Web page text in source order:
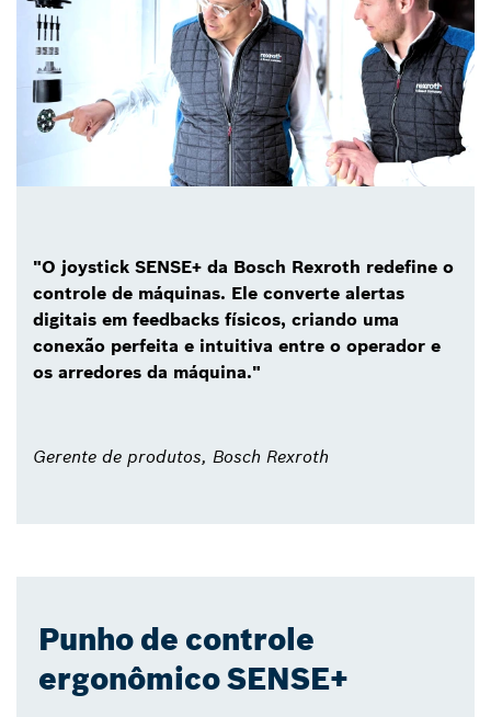
"O joystick SENSE+ da Bosch Rexroth redefine o
controle de máquinas. Ele converte alertas
digitais em feedbacks físicos, criando uma
conexão perfeita e intuitiva entre o operador e
os arredores da máquina."
Gerente de produtos, Bosch Rexroth
Punho de controle
ergonômico SENSE+